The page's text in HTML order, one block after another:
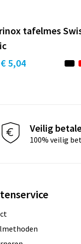
tafelmes
€ 5,04
Veilig
100% veilig